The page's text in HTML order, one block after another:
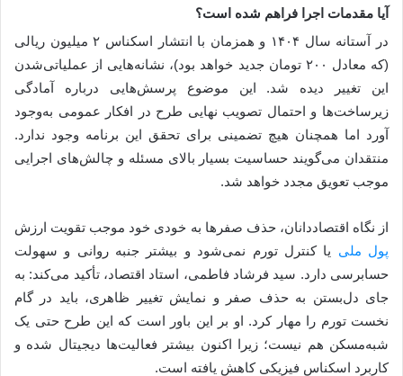
آیا مقدمات اجرا فراهم شده است؟
در آستانه سال ۱۴۰۴ و همزمان با انتشار اسکناس ۲ میلیون ریالی
(که معادل ۲۰۰ تومان جدید خواهد بود)، نشانه‌هایی از عملیاتی‌شدن
این تغییر دیده شد. این موضوع پرسش‌هایی درباره آمادگی
زیرساخت‌ها و احتمال تصویب نهایی طرح در افکار عمومی به‌وجود
آورد اما همچنان هیچ تضمینی برای تحقق این برنامه وجود ندارد.
منتقدان می‌گویند حساسیت بسیار بالای مسئله و چالش‌های اجرایی
موجب تعویق مجدد خواهد شد.
از نگاه اقتصاددانان، حذف صفرها به خودی خود موجب تقویت ارزش
پول ملی یا کنترل تورم نمی‌شود و بیشتر جنبه روانی و سهولت
حسابرسی دارد. سید فرشاد فاطمی، استاد اقتصاد، تأکید می‌کند: به
جای دل‌بستن به حذف صفر و نمایش تغییر ظاهری، باید در گام
نخست تورم را مهار کرد. او بر این باور است که این طرح حتی یک
شبه‌مسکن هم نیست؛ زیرا اکنون بیشتر فعالیت‌ها دیجیتال شده و
کاربرد اسکناس فیزیکی کاهش یافته است.